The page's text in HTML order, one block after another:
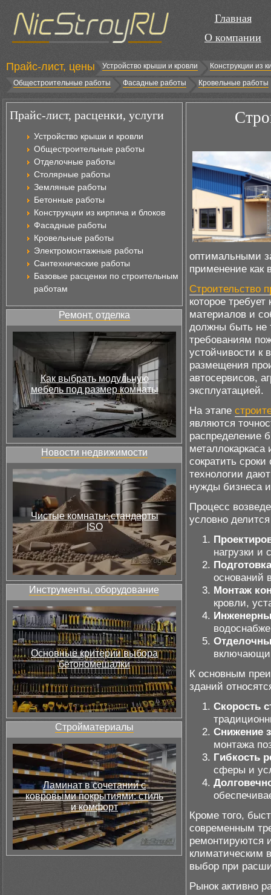
Главная
О компании
Прайс-лист, цены Устройство крыши и кровли
Конструкции из
Общестроительные работы
Фасадные работы Кровельные работы
Прайс-лист, расценки, услуги
Устройство крыши и кровли
Общестроительные работы
Отделочные работы
Столярные работы
Земляные работы
Бетонные работы
Конструкции из кирпича и блоков
Фасадные работы
Кровельные работы
Электромонтажные работы
Сантехнические работы
Базовые расценки по строительным
работам
Ремонт, отделка
Как выбрать модульную
мебель под размер комнаты
Новости недвижимости
Чистые комнаты: стандарты
ISO
Инструменты, оборудование
Основные критерии выбора
бетономешалки
Стройматериалы
Ламинат в сочетании с
ковровыми покрытиями: стиль
и комфорт
оптимальными
применение как
Строительство
которое
материалов и
должны быть не
требованиям
устойчивости к
размещения
автосервисов,
эксплуатацией.
На этапе
являются
распределение
сократить
технологии
нужды бизнеса
Процесс
условно
нагрузки и
оснований
Монтаж
кровли,
К основным
зданий
Скорость
Снижение
монтажа
Гибкость
сферы и
Кроме того,
современным
ремонтируются
климатическим
выбор при
Рынок активно